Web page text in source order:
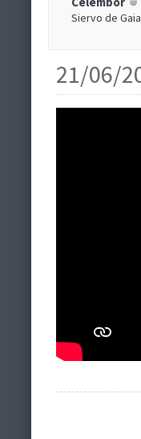
Siervo de Gaia
21/06/